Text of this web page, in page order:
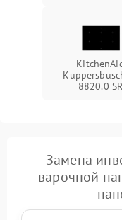
8820.0 SR
Замена
варочной